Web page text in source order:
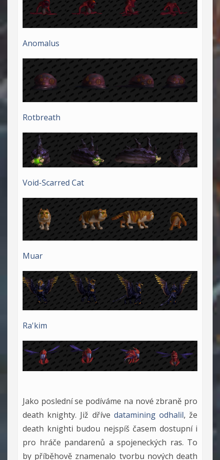
Anomalus
Rotbreath
Void-Scarred Cat
Muar
Ra'kim
Jako poslední se podíváme na nové zbraně pro
death knighty. Již dříve datamining odhalil, že
death knighti budou nejspíš časem dostupní i
pro hráče pandarenů a spojeneckých ras. To
by příběhově znamenalo tvorbu nových death